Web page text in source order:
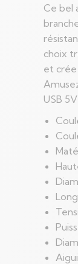
Ce bel
choix
et crée
USB